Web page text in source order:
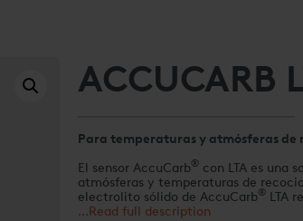
ACCUCARB
Para temperaturas y atmósferas de
El sensor AccuCarb® con LTA es una
atmósferas y temperaturas de
electrolito sólido de AccuCarb® LTA
electrodos de las sondas de oxígeno
...Read full description